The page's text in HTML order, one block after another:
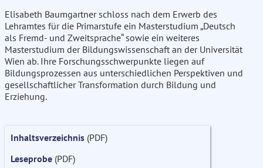
Elisabeth Baumgartner schloss nach dem Erwerb des
Lehramtes für die Primarstufe ein Masterstudium „Deutsch
als Fremd- und Zweitsprache“ sowie ein weiteres
Masterstudium der Bildungswissenschaft an der Universität
Wien ab. Ihre Forschungsschwerpunkte liegen auf
Bildungsprozessen aus unterschiedlichen Perspektiven und
gesellschaftlicher Transformation durch Bildung und
Erziehung.
Inhaltsverzeichnis (PDF)
Leseprobe (PDF)